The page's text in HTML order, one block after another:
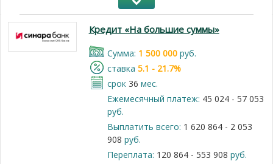
Кредит «На большие суммы»
Cумма: 1 500 000руб.
cтавка 5.1 - 21.7%
срок 36 мес.
Ежемесячный платеж: 45 024 - 57 053
руб.
Выплатить всего: 1 620 864 - 2 053
908 руб.
Переплата: 120 864 - 553 908 руб.